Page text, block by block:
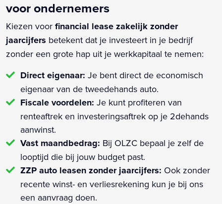
voor ondernemers
Kiezen voor financial lease zakelijk zonder
jaarcijfers betekent dat je investeert in je bedrijf
zonder een grote hap uit je werkkapitaal te nemen:
Direct eigenaar: Je bent direct de economisch
eigenaar van de tweedehands auto.
Fiscale voordelen: Je kunt profiteren van
renteaftrek en investeringsaftrek op je 2dehands
aanwinst.
Vast maandbedrag: Bij OLZC bepaal je zelf de
looptijd die bij jouw budget past.
ZZP auto leasen zonder jaarcijfers: Ook zonder
recente winst- en verliesrekening kun je bij ons
een aanvraag doen.